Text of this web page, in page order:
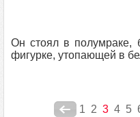
Он стоял в полумраке,
фигурке, утопающей в
1 2 3 4 5